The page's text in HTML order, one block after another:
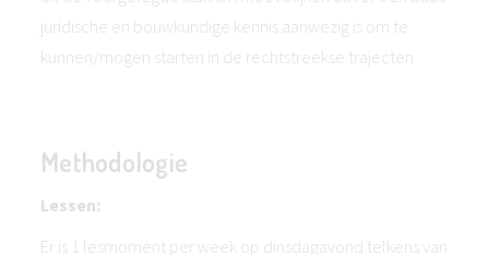
juridische en bouwkundige kennis aanwezig is om te
kunnen/mogen starten in de rechtstreekse trajecten
Methodologie
Lessen:
Er is 1 lesmoment per week op dinsdagavond telkens van